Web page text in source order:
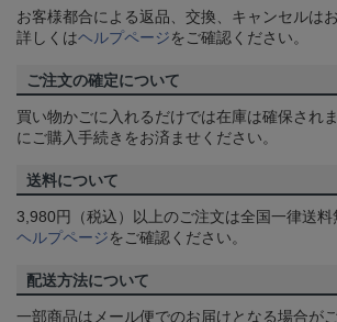
お客様都合による返品、交換、キャンセルは
詳しくはヘルプページをご確認ください。
ご注文の確定について
買い物かごに入れるだけでは在庫は確保され
にご購入手続きをお済ませください。
送料について
3,980円（税込）以上のご注文は全国一律送
ヘルプページをご確認ください。
配送方法について
一部商品はメール便でのお届けとなる場合が